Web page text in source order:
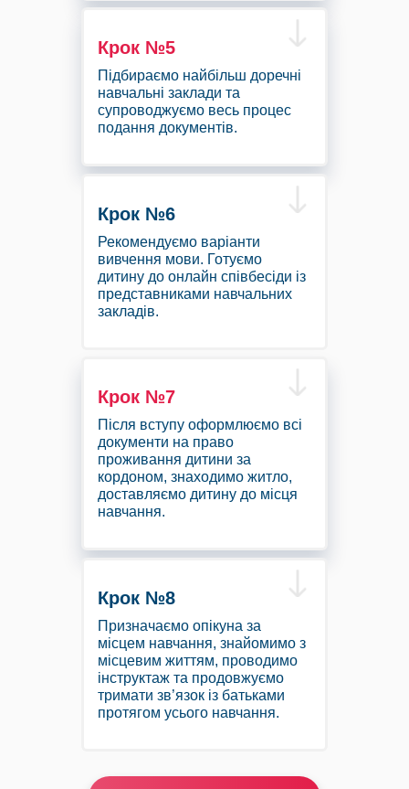
Крок №5
Підбираємо найбільш доречні
навчальні заклади та
супроводжуємо весь процес
подання документів.
Крок №6
Рекомендуємо варіанти
вивчення мови. Готуємо
дитину до онлайн співбесіди із
представниками навчальних
закладів.
Крок №7
Після вступу оформлюємо всі
документи на право
проживання дитини за
кордоном, знаходимо житло,
доставляємо дитину до місця
навчання.
Крок №8
Призначаємо опікуна за
місцем навчання, знайомимо з
місцевим життям, проводимо
інструктаж та продовжуємо
тримати зв’язок із батьками
протягом усього навчання.